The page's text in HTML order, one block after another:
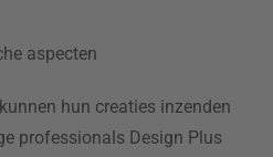
aspecten
hun creaties inzenden
professionals Design Plus